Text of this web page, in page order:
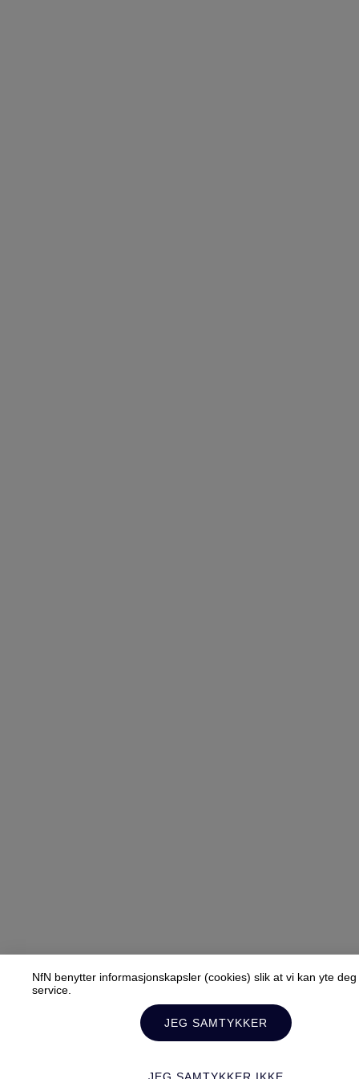
NfN benytter informasjonskapsler (cookies) slik at vi kan yte
service.
JEG SAMTYKKER